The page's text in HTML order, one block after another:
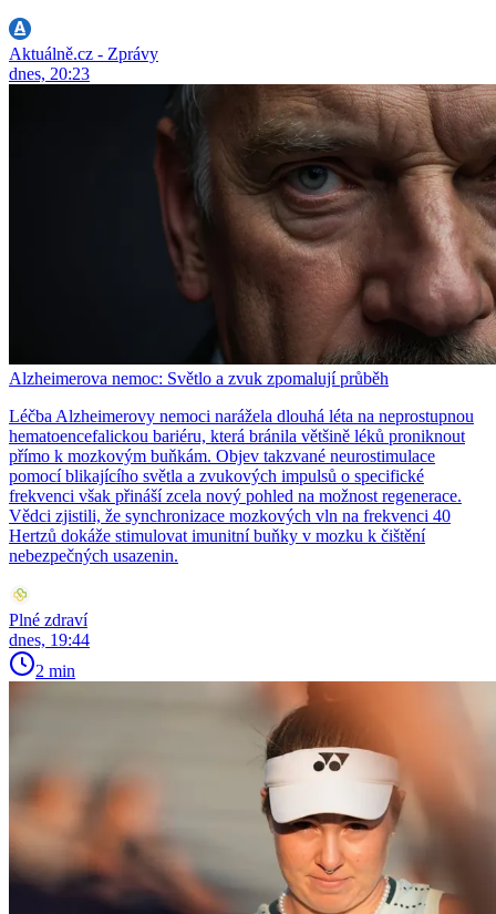
Aktuálně.cz - Zprávy
dnes, 20:23
Alzheimerova nemoc: Světlo a zvuk zpomalují průběh
Léčba Alzheimerovy nemoci narážela dlouhá léta na neprostupnou
hematoencefalickou bariéru, která bránila většině léků proniknout
přímo k mozkovým buňkám. Objev takzvané neurostimulace
pomocí blikajícího světla a zvukových impulsů o specifické
frekvenci však přináší zcela nový pohled na možnost regenerace.
Vědci zjistili, že synchronizace mozkových vln na frekvenci 40
Hertzů dokáže stimulovat imunitní buňky v mozku k čištění
nebezpečných usazenin.
Plné zdraví
dnes, 19:44
2 min